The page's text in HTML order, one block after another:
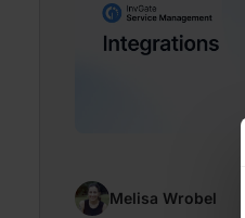
Melisa Wrobel